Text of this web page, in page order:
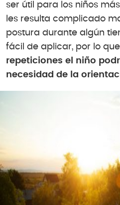
ser útil para los niños
les resulta complicado
postura durante algún
fácil de aplicar, por lo que
repeticiones el niño
necesidad de la